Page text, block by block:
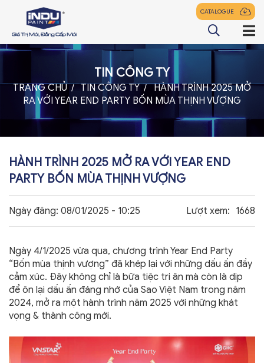
GIỚI THIỆU
ĐẠI LÝ
TIN TỨC
z
CATALOGUE
TRANG CHỦ TIN CÔNG TY
HÀNH TRÌNH 2025 MỞ
RA VỚI YEAR END PARTY BỐN MÙA THỊNH VƯỢNG
TIN CÔNG TY
HÀNH TRÌNH 2025 MỞ RA VỚI YEAR END
PARTY BỐN MÙA THỊNH VƯỢNG
Ngày đăng: 08/01/2025 - 10:25 Lượt xem: 1668
Ngày 4/1/2025 vừa qua, chương trình Year End Party
“Bốn mùa thịnh vượng” đã khép lại với những dấu ấn đầy
cảm xúc. Đây không chỉ là bữa tiệc tri ân mà còn là dịp
để ôn lại dấu ấn đáng nhớ của Sao Việt Nam trong năm
2024, mở ra một hành trình năm 2025 với những khát
vọng & thành công mới.